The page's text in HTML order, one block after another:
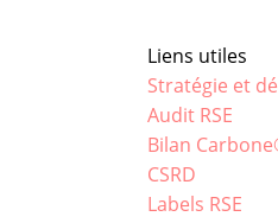
Liens utiles
Stratégie et
Audit RSE
Bilan
CSRD
Labels RSE